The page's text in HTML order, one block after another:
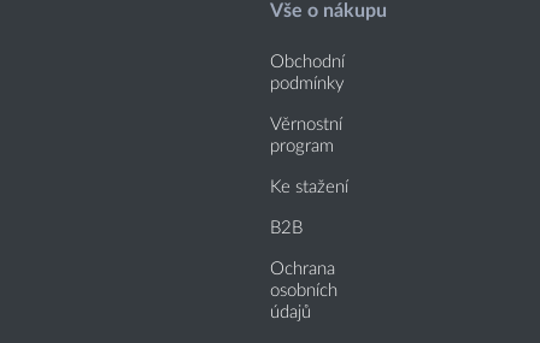
Vše o nákupu
Obchodní
podmínky
Věrnostní
program
Ke stažení
B2B
Ochrana
osobních
údajů